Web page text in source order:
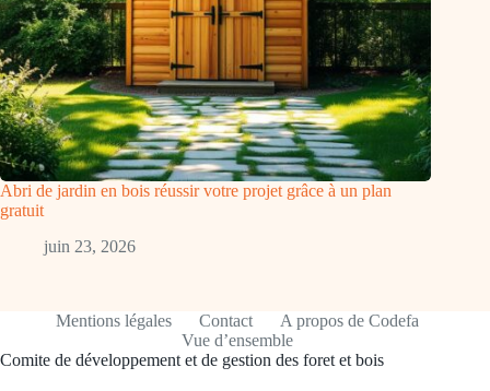
Abri de jardin en bois réussir votre projet grâce à un plan
gratuit
juin 23, 2026
Mentions légales Contact
A propos de Codefa
Vue d’ensemble
Comite de développement et de gestion des foret et bois